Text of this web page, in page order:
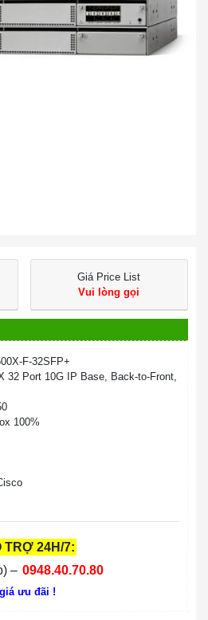
Giá Price List
Vui lòng gọi
F-32SFP+
32 Port 10G IP Base, Back-to-Front,
100%
TRỢ 24H/7:
– 0948.40.70.80
ưu đãi !